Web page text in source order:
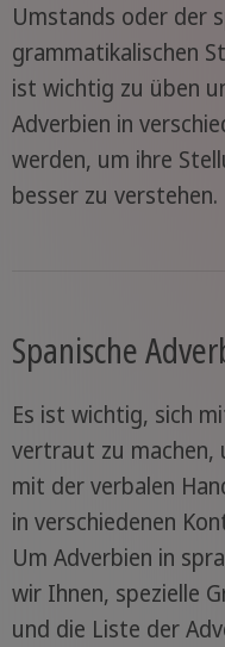
Umstands oder der
grammatikalischen
ist wichtig zu üben
Adverbien in
werden, um ihre
besser zu verstehen.
Spanische
Es ist wichtig, sich
vertraut zu machen,
mit der verbalen
in verschiedenen
Um Adverbien in
wir Ihnen, spezielle
und die Liste der